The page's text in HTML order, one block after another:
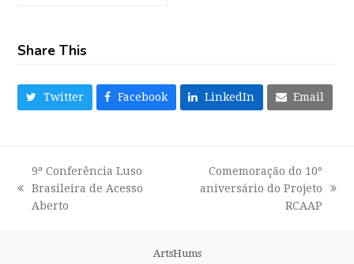
Share This
Twitter Facebook LinkedIn Email
previous
post:
9ª Conferência Luso
Brasileira de Acesso
Aberto
next
Comemoração do 10º
aniversário do Projeto
RCAAP
ArtsHums